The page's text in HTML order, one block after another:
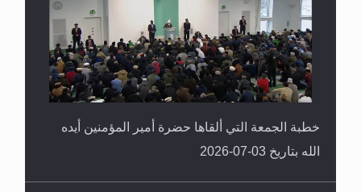
خطبة الجمعة التي ألقاها حضرة أمير المؤمنين أيده
الله بتاريخ 03-07-2026